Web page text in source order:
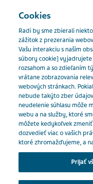
Ste
Na prístup do tejto
zdravotníctve,
Slovakia Naše produkty
HCT Teva 160/25mg
Valsartan
160/25mg
LIEČIVÁ S ÚČINKOM NA
Cookies
Radi by sme zbierali
zážitok z prezerania
Vašu interakciu s naším
súbory cookie] vyjadrujete
rozsahom a so zdieľaním
vrátane zobrazovania
webových stránkach.
nebude takýto zber
neudelenie súhlasu môže
webu a na služby, ktoré
môžete kedykoľvek
dozvedieť viac o vašich
ktoré zhromažďujeme, a
Prijať